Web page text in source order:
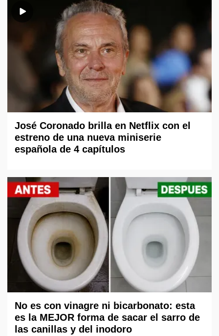
José Coronado brilla en Netflix con el
estreno de una nueva miniserie
española de 4 capítulos
No es con vinagre ni bicarbonato: esta
es la MEJOR forma de sacar el sarro de
las canillas y del inodoro